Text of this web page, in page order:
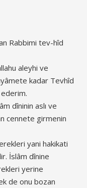
Rabbimi tev-hîd
aleyhi ve
kadar Tevhîd
dîninin aslı ve
cennete girmenin
yani hakikati
İslâm dînine
yerine
de onu bozan